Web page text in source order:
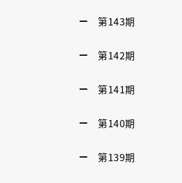
第143期
第142期
第141期
第140期
第139期